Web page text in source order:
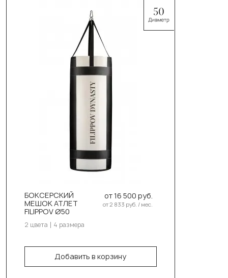
БОКСЕРСКИЙ
МЕШОК АТЛЕТ
FILIPPOV Ø50
от 16 500 руб.
от 2 833 руб. / мес.
2 цвета 4 размера
Добавить в корзину
Выберите цвет:
Белый
Выберите размер:
130см/50см/55-58кг
150см/50см/60-63кг
В корзину